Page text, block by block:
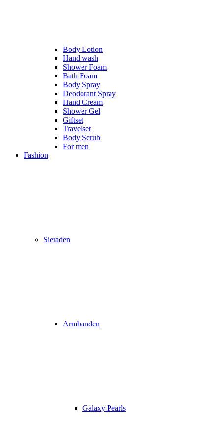
Body Lotion
Hand wash
Shower Foam
Bath Foam
Body Spray
Deodorant Spray
Hand Cream
Shower Gel
Giftset
Travelset
Body Scrub
For men
Fashion
Sieraden
Armbanden
Galaxy Pearls